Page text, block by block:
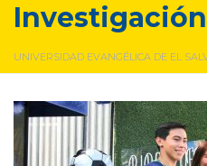
UNIVERSIDAD EVANGÉLICA DE EL